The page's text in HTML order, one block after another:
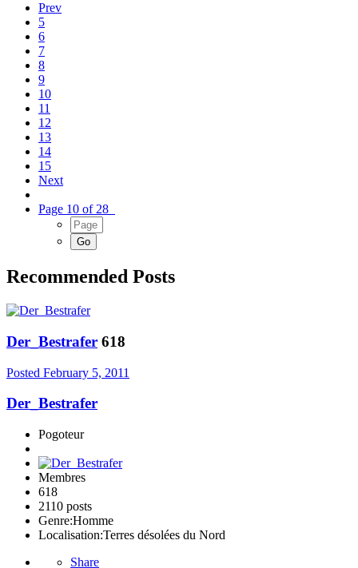
Prev
5
6
7
8
9
10
11
12
13
14
15
Next
Page 10 of 28
Recommended Posts
Der_Bestrafer 618
Posted February 5, 2011
Der_Bestrafer
Pogoteur
Membres
618
2110 posts
Genre:Homme
Localisation:Terres désolées du Nord
Share